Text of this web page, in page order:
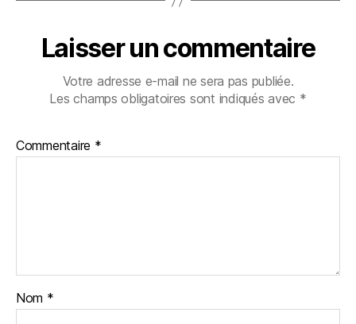
Laisser un commentaire
Votre adresse e-mail ne sera pas publiée.
Les champs obligatoires sont indiqués avec *
Commentaire *
Nom *